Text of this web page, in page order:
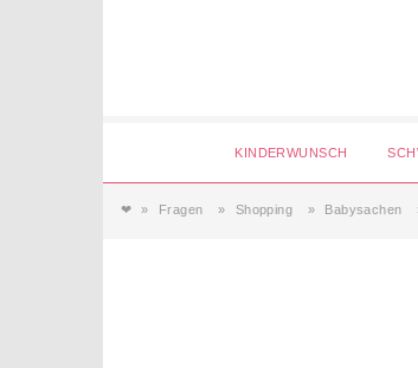
KINDERWUNSCH
❤ Fragen Shopping Babysachen